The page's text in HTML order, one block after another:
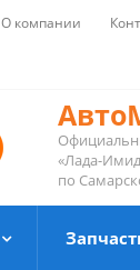
О компании
«Лада-
по